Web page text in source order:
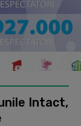
Intact,